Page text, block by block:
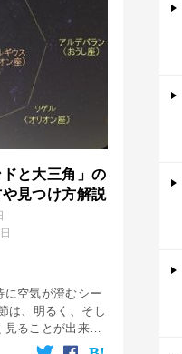
ドと大三角」の
見つけ方解説
に空気が澄むシー
は、明るく、そし
見ることが出来、
名なのが、「冬の